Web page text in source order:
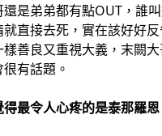
是弟弟都有點OUT，誰
直接去死，實在該好好反
善良又重視大義，末闕
有話題。
最令人心疼的是泰那羅恩